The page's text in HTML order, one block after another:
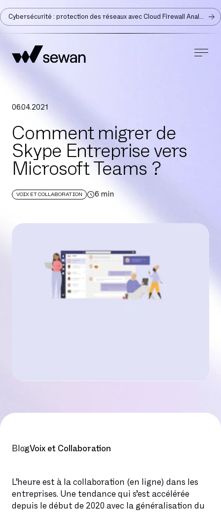
Cybersécurité : protection des réseaux avec Cloud Firewall Analyzer
06.04.2021
Comment migrer de
Skype Entreprise vers
Microsoft Teams ?
VOIX ET COLLABORATION 6 min
BlogVoix et Collaboration
L’heure est à la collaboration (en ligne) dans les
entreprises. Une tendance qui s’est accélérée
depuis le début de 2020 avec la généralisation du